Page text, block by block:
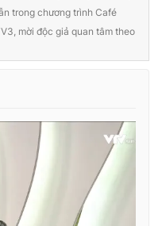
động sản
mình bằng AI
trong chương trình Café
mời độc giả quan tâm theo